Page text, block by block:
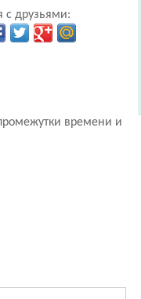
с друзьями:
времени и